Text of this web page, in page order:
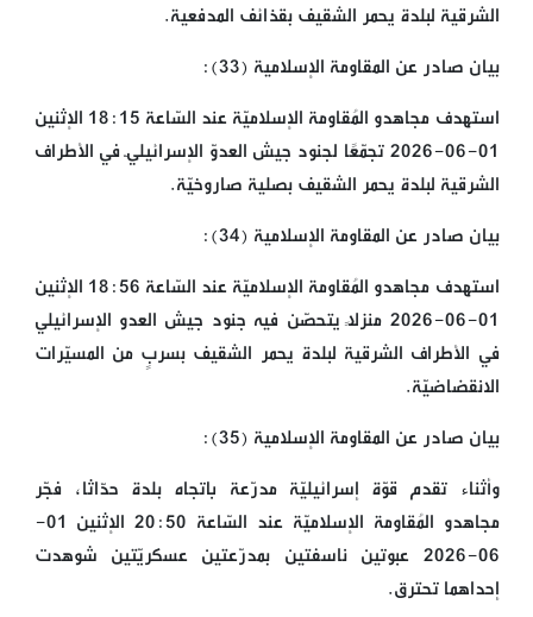
الشرقية لبلدة يحمر الشقيف بقذائف المدفعية.
بيان صادر عن المقاومة الإسلامية (33):
استهدف مجاهدو المُقاومة الإسلاميّة عند السّاعة 18:15 الإثنين
01-06-2026 تجمّعًا لجنود جيش العدوّ الإسرائيليّ في الأطراف
الشرقية لبلدة يحمر الشقيف بصلية صاروخيّة.
بيان صادر عن المقاومة الإسلامية (34):
استهدف مجاهدو المُقاومة الإسلاميّة عند السّاعة 18:56 الإثنين
01-06-2026 منزلاً يتحصّن فيه جنود جيش العدو الإسرائيلي
في الأطراف الشرقية لبلدة يحمر الشقيف بسربٍ من المسيّرات
الانقضاضيّة.
بيان صادر عن المقاومة الإسلامية (35):
وأثناء تقدم قوّة إسرائيليّة مدرّعة باتجاه بلدة حدّاثا، فجّر
مجاهدو المُقاومة الإسلاميّة عند السّاعة 20:50 الإثنين 01-
06-2026 عبوتين ناسفتين بمدرّعتين عسكريّتين شوهدت
إحداهما تحترق.